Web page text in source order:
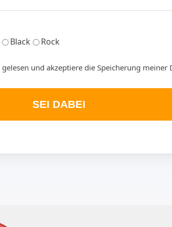
Black Rock
gelesen und akzeptiere die Speicherung meiner
SEI DABEI